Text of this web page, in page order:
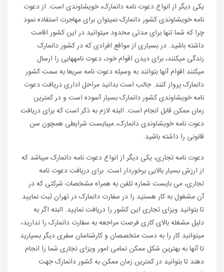
یکی دیگر از انواع دعوت نامه دانمارک، خویشاوندی است. از دعوت
نامه خویشاوندی کشور دانمارک نمی‏توان برای مهاجرت استفاده نمود
چرا که شما تنها برای مدتی محدود می‏توانید در این کشور اقامت
داشته باشید. در بسیاری از مواقع افرادی که در کشور دانمارک
زندگی می‏کنند، برای دیدن اقوام خود، دعوت نامه‏هایی را ارسال
می‏کنند اقوام آن‏ها بتوانند به وسیله دعوت نامه سریعا به سمت کشور
دانمارک پرواز کنند. جالب است بدانید مراحل اداری دریافت دعوت
نامه خویشاوندی کشور دانمارک بسیار آسوده است و در کمترین
زمان ممکن قابل انجام است. البته لازم به ذکر است که برای دریافت
دعوت نامه خویشاوندی دانمارک، می‏بایست شرایطی همچون سن
قانونی را داشته باشید.
دعوت نامه تجاری، یکی دیگر از انواع دعوت نامه دانمارک می‏باشد که
از ارزش بسیار بالایی برخوردار است. برای دریافت دعوت نامه
تجاری، می بایست شماره تلفن به همراه مشخصات شرکتی که در
آن مشغول به کار هستید را در سفارت دانمارک در تهران ثبت نمایید
تا بتوانید ویزای تجاری این کشور را دریافت نمایید. البته اگر به
دلیل مشغله بالای کاری فرصت مراجعه به سفارت دانمارک را ندارید،
می‏توانید کار را به دست متخصصان و کارشناسان سفری دیگر بسپارید
تا آن‏ها به بهترین شکل ممکن تمامی امور ویزای تجاری شما را انجام
دهند تا بتوانید در کمترین زمان ممکن به کشور دانمارک جهت